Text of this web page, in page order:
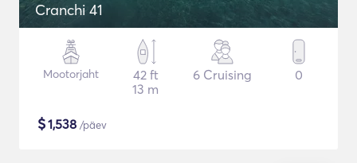
Cranchi 41
Mootorjaht
42 ft
13 m
6 Cruising 0
$1,538 /päev